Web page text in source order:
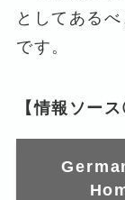
としてある
です。
【情報ソー